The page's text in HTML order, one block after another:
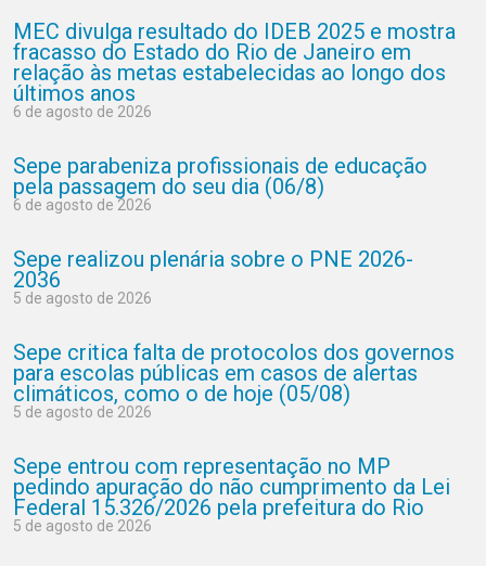
MEC divulga resultado do IDEB 2025 e mostra
fracasso do Estado do Rio de Janeiro em
relação às metas estabelecidas ao longo dos
últimos anos
6 de agosto de 2026
Sepe parabeniza profissionais de educação
pela passagem do seu dia (06/8)
6 de agosto de 2026
Sepe realizou plenária sobre o PNE 2026-
2036
5 de agosto de 2026
Sepe critica falta de protocolos dos governos
para escolas públicas em casos de alertas
climáticos, como o de hoje (05/08)
5 de agosto de 2026
Sepe entrou com representação no MP
pedindo apuração do não cumprimento da Lei
Federal 15.326/2026 pela prefeitura do Rio
5 de agosto de 2026